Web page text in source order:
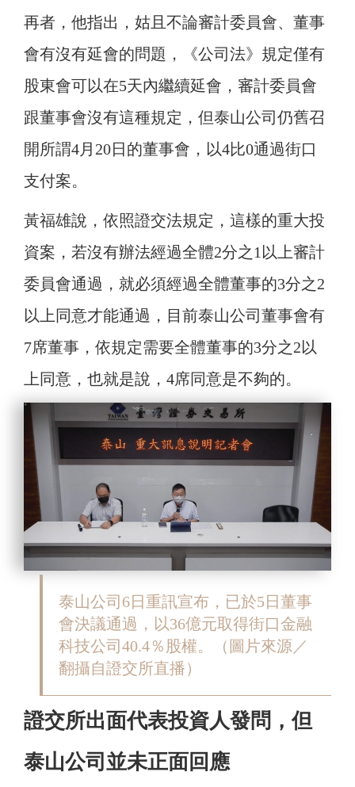
再者，他指出，姑且不論審計委員會、董事
會有沒有延會的問題，《公司法》規定僅有
股東會可以在5天內繼續延會，審計委員會
跟董事會沒有這種規定，但泰山公司仍舊召
開所謂4月20日的董事會，以4比0通過街口
支付案。
黃福雄說，依照證交法規定，這樣的重大投
資案，若沒有辦法經過全體2分之1以上審計
委員會通過，就必須經過全體董事的3分之2
以上同意才能通過，目前泰山公司董事會有
7席董事，依規定需要全體董事的3分之2以
上同意，也就是說，4席同意是不夠的。
泰山公司6日重訊宣布，已於5日董事
會決議通過，以36億元取得街口金融
科技公司40.4％股權。
（圖片來源／
翻攝自證交所直播）
證交所出面代表投資人發問，但
泰山公司並未正面回應